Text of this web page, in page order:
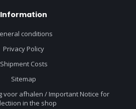
Information
conditions
Privacy Policy
Shipment Costs
Sitemap
voor afhalen / Important Notice for
in the shop